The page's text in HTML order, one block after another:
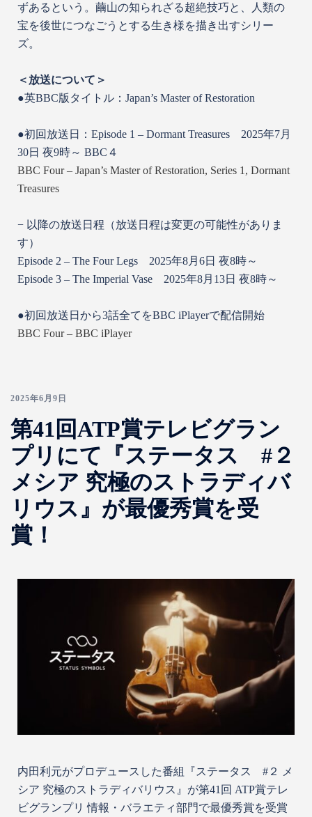
ずあるという。繭山の知られざる超絶技巧と、人類の
宝を後世につなごうとする生き様を描き出すシリー
ズ。
＜放送について＞
●英BBC版タイトル：Japan’s Master of Restoration
●初回放送日：Episode 1 – Dormant Treasures 2025年7月
30日 夜9時～ BBC４
BBC Four – Japan’s Master of Restoration, Series 1, Dormant
Treasures
− 以降の放送日程（放送日程は変更の可能性がありま
す）
Episode 2 – The Four Legs 2025年8月6日 夜8時～
Episode 3 – The Imperial Vase 2025年8月13日 夜8時～
●初回放送日から3話全てをBBC iPlayerで配信開始
BBC Four – BBC iPlayer
2025年6月9日
第41回ATP賞テレビグラン
プリにて『ステータス #２
メシア 究極のストラディバ
リウス』が最優秀賞を受
賞！
内田利元がプロデュースした番組『ステータス #２ メ
シア 究極のストラディバリウス』が第41回 ATP賞テレ
ビグランプリ 情報・バラエティ部門で最優秀賞を受賞